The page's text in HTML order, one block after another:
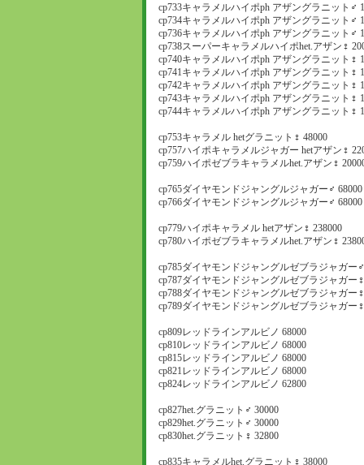
cp733キャラメルハイポph アザングラニット♂
cp734キャラメルハイポph アザングラニット♂
cp736キャラメルハイポph アザングラニット♂
cp738スーパーキャラメルハイポhet.アザン♀
cp740キャラメルハイポph アザングラニット♀
cp741キャラメルハイポph アザングラニット♀
cp742キャラメルハイポph アザングラニット♀
cp743キャラメルハイポph アザングラニット♀
cp744キャラメルハイポph アザングラニット♀
cp753キャラメル hetグラニット♀ 48000
cp757ハイポキャラメルジャガー hetアザン♀
cp759ハイポゼブラキャラメルhet.アザン♀
cp765ダイヤモンドジャングルジャガー♂ 68000
cp766ダイヤモンドジャングルジャガー♂ 68000
cp779ハイポキャラメル hetアザン♀ 238000
cp780ハイポゼブラキャラメルhet.アザン♀
cp785ダイヤモンドジャングルゼブラジャガー
cp787ダイヤモンドジャングルゼブラジャガー
cp788ダイヤモンドジャングルゼブラジャガー
cp789ダイヤモンドジャングルゼブラジャガー
cp809レッドラインアルビノ 68000
cp810レッドラインアルビノ 68000
cp815レッドラインアルビノ 68000
cp821レッドラインアルビノ 68000
cp824レッドラインアルビノ 62800
cp827het.グラニット♂ 30000
cp829het.グラニット♂ 30000
cp830het.グラニット♀ 32800
cp835キャラメルhet.グラニット♀ 38000